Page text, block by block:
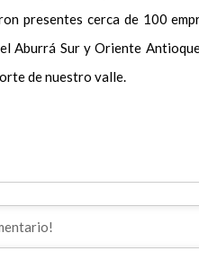
presentes cerca de 100
Aburrá Sur y Oriente
de nuestro valle.